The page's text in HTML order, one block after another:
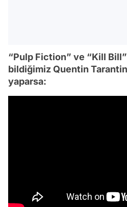
“Pulp Fiction” ve “Kill
bildiğimiz Quentin
yaparsa: